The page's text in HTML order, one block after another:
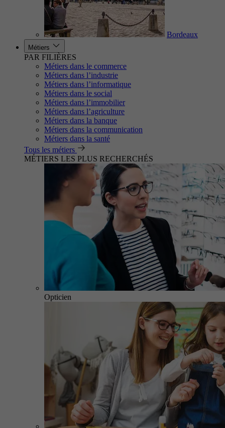
Bordeaux
Métiers
PAR FILIÈRES
Métiers dans le commerce
Métiers dans l’industrie
Métiers dans l’informatique
Métiers dans le social
Métiers dans l’immobilier
Métiers dans l’agriculture
Métiers dans la banque
Métiers dans la communication
Métiers dans la santé
Tous les métiers
MÉTIERS LES PLUS RECHERCHÉS
Opticien